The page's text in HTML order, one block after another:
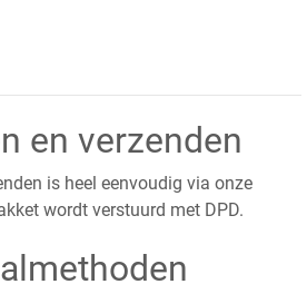
en verzenden
is heel eenvoudig via onze
wordt verstuurd met DPD.